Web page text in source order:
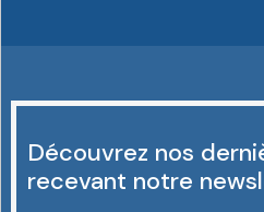
Découvrez nos
recevant notre